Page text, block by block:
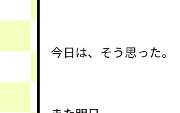
今日は、そう思った。